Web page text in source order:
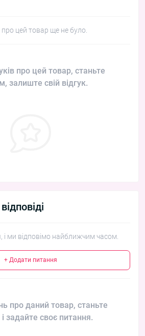
про цей товар ще не було.
про цей товар, станьте
залиште свій відгук.
і ми відповімо найближчим часом.
+ Додати питання
про даний товар, станьте
задайте своє питання.